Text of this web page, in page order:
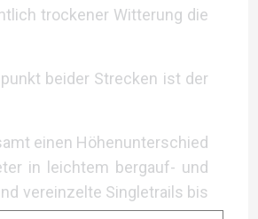
trockener Witterung die
beider Strecken ist der
einen Höhenunterschied
in leichtem bergauf- und
vereinzelte Singletrails bis